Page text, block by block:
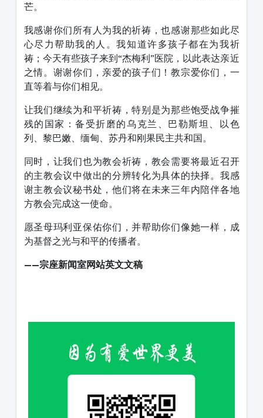
芒。
我感谢你们所有人为我的祈祷，也感谢那些如此尽
心尽力帮助我的人。我知道许多孩子都在为我祈
祷；今天有些孩子来到“杰梅利”医院，以此表达亲近
之情。谢谢你们，亲爱的孩子们！教宗爱你们，一
直等着与你们相见。
让我们继续为和平祈祷，特别是为那些饱受战争摧
残的国家：备受折磨的乌克兰、巴勒斯坦、以色
列、黎巴嫩、缅甸、苏丹和刚果民主共和国。
同时，让我们也为教会祈祷，教会需要将最近召开
的主教会议中做出的分辨转化为具体的抉择。我感
谢主教会议秘书处，他们将在未来三年内陪伴各地
方教会完成这一使命。
愿圣母玛利亚保佑你们，并帮助你们像她一样，成
为基督之光与和平的传播者。
——宗座新闻室网站英文文稿